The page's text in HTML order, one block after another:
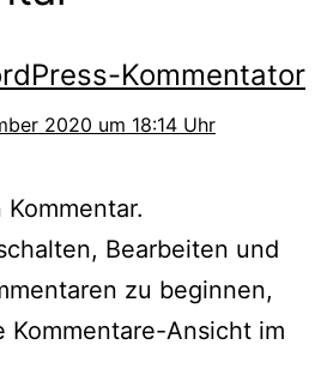
Kommentator
2020 um 18:14 Uhr
Bearbeiten und
zu beginnen,
Kommentare-Ansicht im